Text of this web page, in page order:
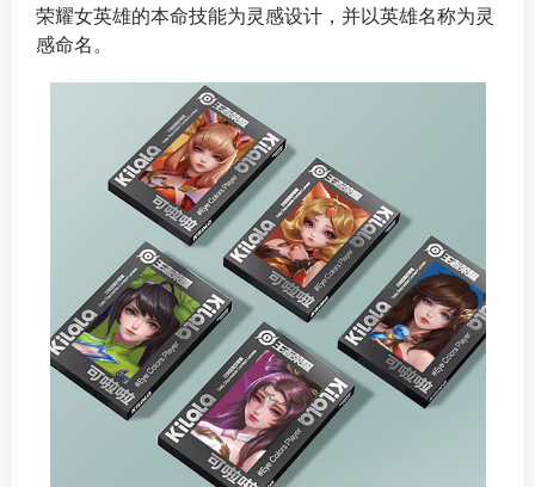
荣耀女英雄的本命技能为灵感设计，并以英雄名称为灵
感命名。